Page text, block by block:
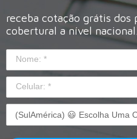
receba cotação grátis dos
cobertural a nível nacional.